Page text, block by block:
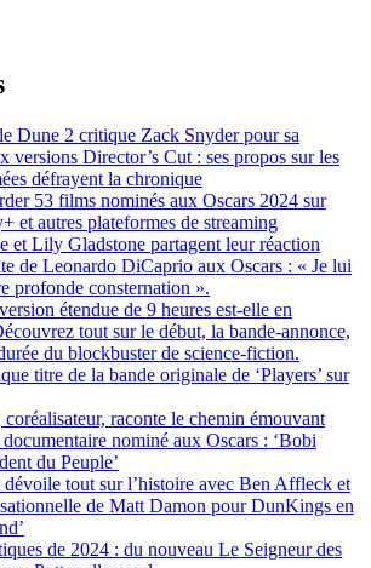
Dune 2 critique Zack Snyder pour sa
versions Director’s Cut : ses propos sur les
défrayent la chronique
53 films nominés aux Oscars 2024 sur
et autres plateformes de streaming
et Lily Gladstone partagent leur réaction
de Leonardo DiCaprio aux Oscars : « Je lui
profonde consternation ».
étendue de 9 heures est-elle en
tout sur le début, la bande-annonce,
du blockbuster de science-fiction.
titre de la bande originale de ‘Players’ sur
raconte le chemin émouvant
nominé aux Oscars : ‘Bobi
du Peuple’
tout sur l’histoire avec Ben Affleck et
de Matt Damon pour DunKings en
de 2024 : du nouveau Le Seigneur des